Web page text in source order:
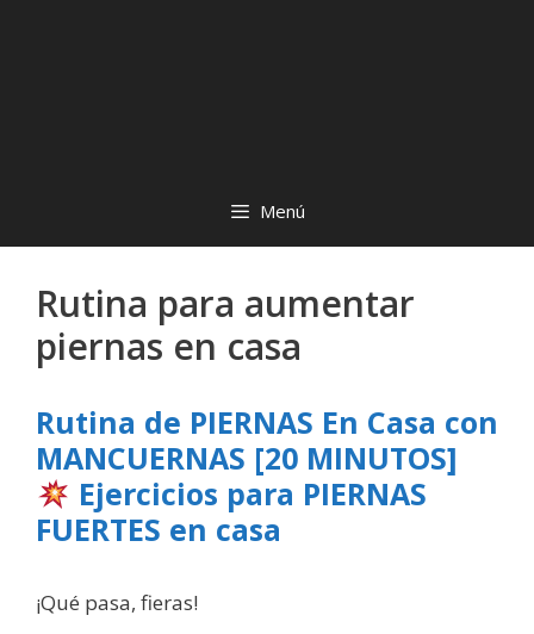
Menú
Rutina para aumentar
piernas en casa
Rutina de PIERNAS En Casa con
MANCUERNAS [20 MINUTOS]
Ejercicios para PIERNAS
FUERTES en casa
¡Qué pasa, fieras!